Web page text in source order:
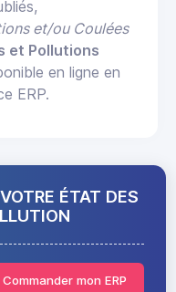
et/ou Coulées
et Pollutions
en ligne en
ERP.
ÉTAT DES
Commander mon ERP